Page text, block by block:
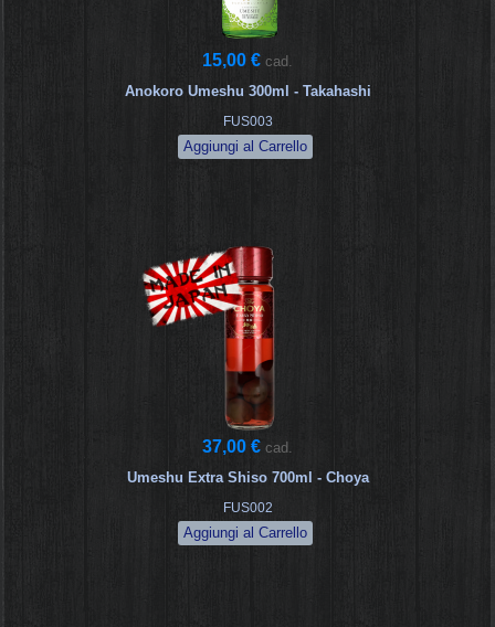
15,00 € cad.
Anokoro Umeshu 300ml - Takahashi
FUS003
37,00 € cad.
Umeshu Extra Shiso 700ml - Choya
FUS002